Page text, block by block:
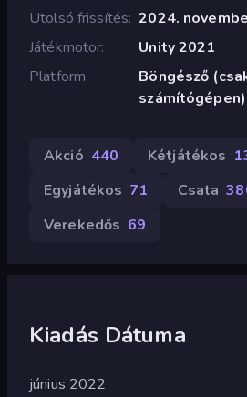
Utolsó frissítés 2024.
Játékmotor
Unity 2021
Platform
Böngésző
számítógépen)
Akció 440 Kétjátékos
Egyjátékos 71 Csata
Verekedős 69
Kiadás Dátuma
június 2022